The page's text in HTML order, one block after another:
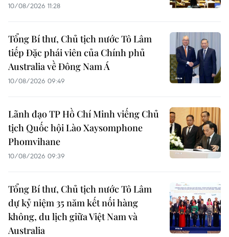
10/08/2026 11:28
Tổng Bí thư, Chủ tịch nước Tô Lâm
tiếp Đặc phái viên của Chính phủ
Australia về Đông Nam Á
10/08/2026 09:49
Lãnh đạo TP Hồ Chí Minh viếng Chủ
tịch Quốc hội Lào Xaysomphone
Phomvihane
10/08/2026 09:39
Tổng Bí thư, Chủ tịch nước Tô Lâm
dự kỷ niệm 35 năm kết nối hàng
không, du lịch giữa Việt Nam và
Australia